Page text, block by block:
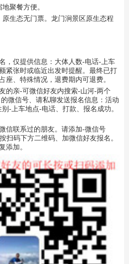
聚餐方便。
生态无门票。龙门涧景区原生态程
，仅提供信息：大体人数-电话-上车
紧张时或临近出发时提醒。最终已打
座、特殊情况，退费期内可退费。
的亲-可微信好友内搜索-山河-两个
微信号、请私聊发送报名信息：活动
-上车地点-电话、打款、报名成功。
信联系过的朋友。请添加-微信号
扫码下方二维码、加微信好友报名。
添加。